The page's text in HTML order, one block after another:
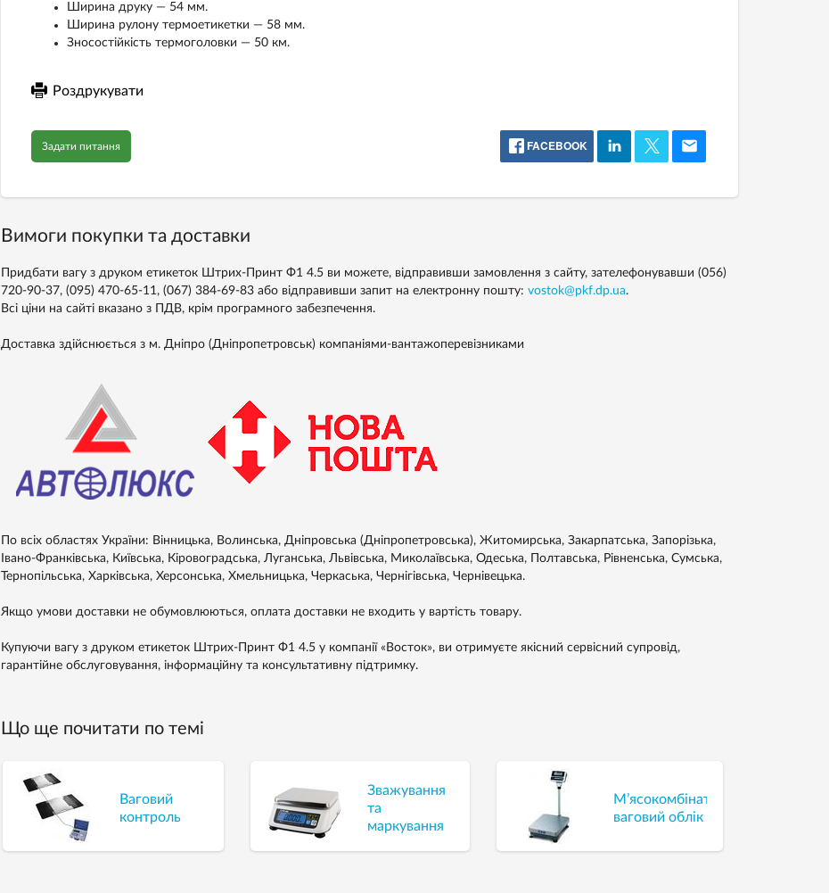
Ширина друку — 54 мм.
Ширина рулону термоетикетки — 58 мм.
Зносостійкість термоголовки — 50 км.
Роздрукувати
Задати питання FACEBOOK
Вимоги покупки та доставки
Придбати вагу з друком етикеток Штрих-Принт Ф1 4.5 ви можете, відправивши замовлення з сайту, зателефонувавши (056)
720-90-37, (095) 470-65-11, (067) 384-69-83 або відправивши запит на електронну пошту: vostok@pkf.dp.ua.
Всі ціни на сайті вказано з ПДВ, крім програмного забезпечення.
Доставка здійснюється з м. Дніпро (Дніпропетровськ) компаніями-вантажоперевізниками
По всіх областях України: Вінницька, Волинська, Дніпровська (Дніпропетровська), Житомирська, Закарпатська, Запорізька,
Івано-Франківська, Київська, Кіровоградська, Луганська, Львівська, Миколаївська, Одеська, Полтавська, Рівненська, Сумська,
Тернопільська, Харківська, Херсонська, Хмельницька, Черкаська, Чернігівська, Чернівецька.
Якщо умови доставки не обумовлюються, оплата доставки не входить у вартість товару.
Купуючи вагу з друком етикеток Штрих-Принт Ф1 4.5 у компанії «Восток», ви отримуєте якісний сервісний супровід,
гарантійне обслуговування, інформаційну та консультативну підтримку.
Що ще почитати по темі
Ваговий
контроль
Зважування
та
маркування
М’ясокомбінат
ваговий облік